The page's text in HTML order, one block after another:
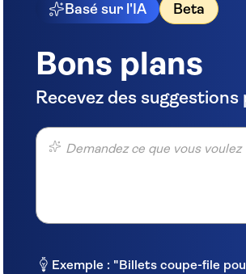
Basé sur l'IA Beta
Bons plans
Recevez des
Demandez ce que vous voulez
Exemple : "Billets coupe-file